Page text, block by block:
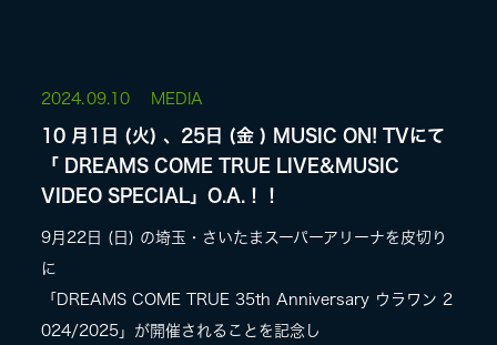
2024. 09.10 MEDIA
10 月1日 (火) 、25日 (金 ) MUSIC ON! TVにて
「 DREAMS COME TRUE LIVE&MUSIC
VIDEO SPECIAL」O.A.！！
9月22日 (日) の埼玉・さいたまスーパーアリーナを皮切り
に
「DREAMS COME TRUE 35th Anniversary ウラワン 2
024/2025」が開催されることを記念し